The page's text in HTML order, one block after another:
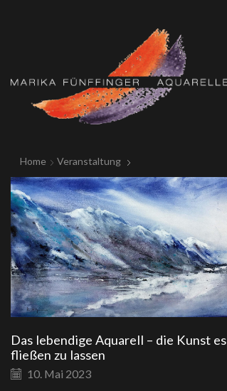
Home Veranstaltung
Das lebendige Aquarell – die Kunst es
fließen zu lassen
10. Mai 2023